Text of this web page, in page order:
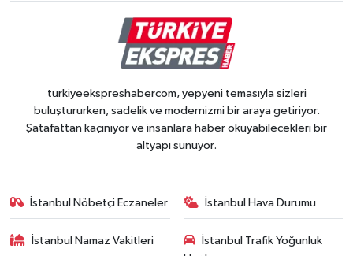
turkiyeekspreshabercom, yepyeni temasıyla sizleri
buluştururken, sadelik ve modernizmi bir araya getiriyor.
Şatafattan kaçınıyor ve insanlara haber okuyabilecekleri bir
altyapı sunuyor.
İstanbul Nöbetçi Eczaneler İstanbul Hava Durumu
İstanbul Namaz Vakitleri
İstanbul Trafik Yoğunluk